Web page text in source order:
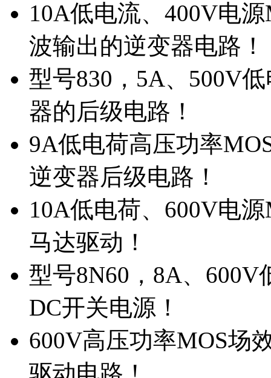
10A低电流、400V电
波输出的逆变器电路！
型号830，5A、500V
器的后级电路！
9A低电荷高压功率
逆变器后级电路！
10A低电荷、600V电
马达驱动！
型号8N60，8A、
DC开关电源！
600V高压功率MOS场